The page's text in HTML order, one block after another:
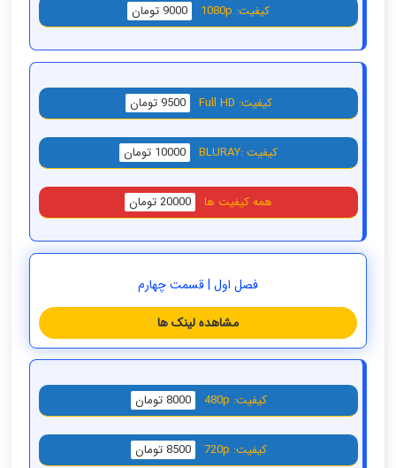
کیفیت: 1080p 9000 تومان
کیفیت: Full HD 9500 تومان
کیفیت :BLURAY 10000 تومان
همه کیفیت ها 20000 تومان
فصل اول | قسمت چهارم
مشاهده لینک ها
کیفیت: 480p 8000 تومان
کیفیت: 720p 8500 تومان